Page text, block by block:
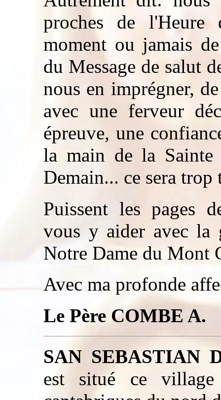
proches de l'Heure
moment ou jamais
du Message de salut
nous en imprégner,
avec une ferveur
épreuve, une
la main de la Sainte
Demain... ce sera trop
Puissent les pages
vous y aider avec la
Notre Dame du Mont
Avec ma profonde
Le Père COMBE A.
SAN SEBASTIAN
est situé ce village